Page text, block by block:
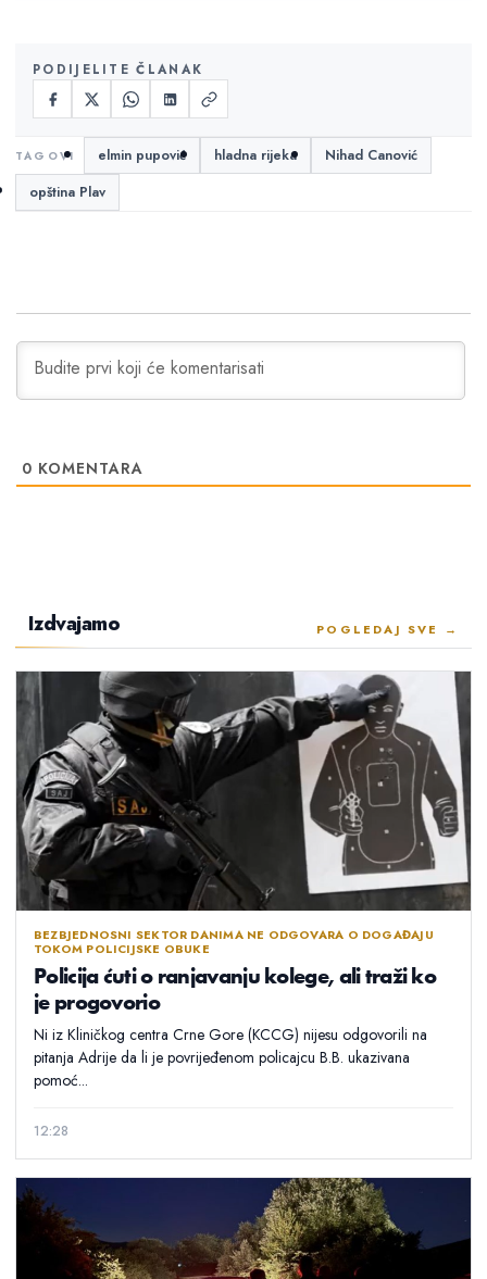
PODIJELITE ČLANAK
elmin pupović hladna rijeka
Nihad Canović
opština Plav
0 KOMENTARA
Izdvajamo POGLEDAJ SVE →
BEZBJEDNOSNI SEKTOR DANIMA NE ODGOVARA O DOGAĐAJU
TOKOM POLICIJSKE OBUKE
Policija ćuti o ranjavanju kolege, ali traži ko
je progovorio
Ni iz Kliničkog centra Crne Gore (KCCG) nijesu odgovorili na
pitanja Adrije da li je povrijeđenom policajcu B.B. ukazivana
pomoć...
12:28